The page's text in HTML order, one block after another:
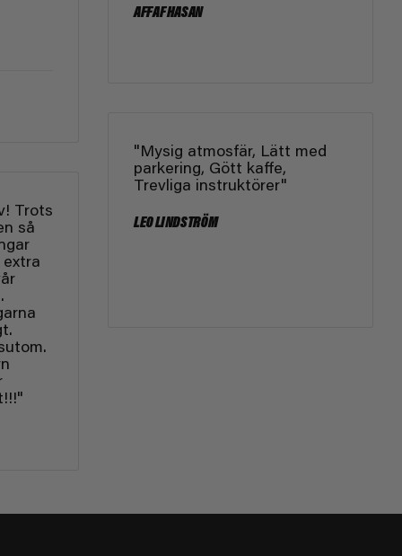
Trots
så
AFFAF HASAN
"Mysig atmosfär, Lätt med
parkering, Gött kaffe,
Trevliga instruktörer"
LEO LINDSTRÖM